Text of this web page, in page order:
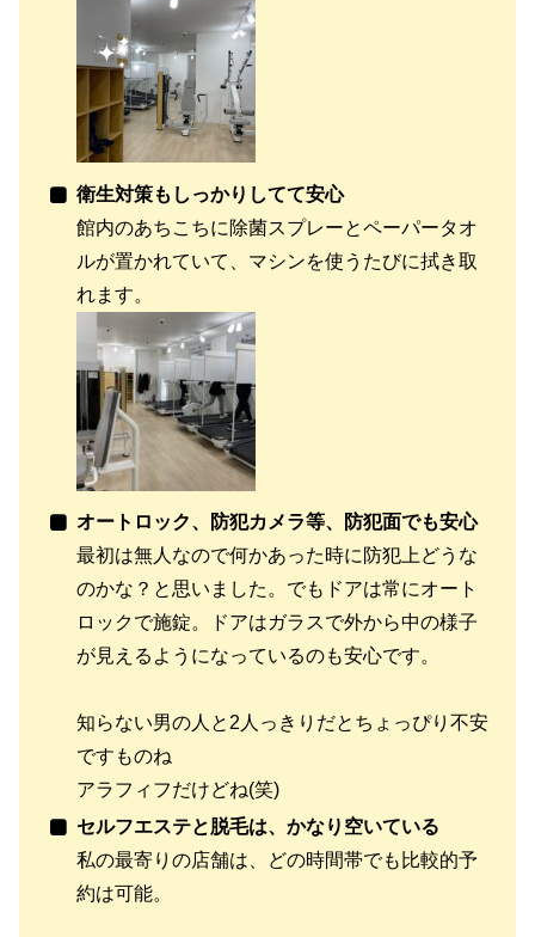
衛生対策もしっかりしてて安心
館内のあちこちに除菌スプレーとペーパータオ
ルが置かれていて、マシンを使うたびに拭き取
れます。
オートロック、防犯カメラ等、防犯面でも安心
最初は無人なので何かあった時に防犯上どうな
のかな？と思いました。でもドアは常にオート
ロックで施錠。ドアはガラスで外から中の様子
が見えるようになっているのも安心です。
知らない男の人と2人っきりだとちょっぴり不安
ですものね
アラフィフだけどね(笑)
セルフエステと脱毛は、かなり空いている
私の最寄りの店舗は、どの時間帯でも比較的予
約は可能。